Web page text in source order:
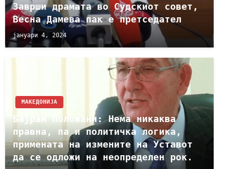
Заврши драмата во Судскиот совет,
Весна Дамева пак е претседател
јануари 4, 2024
МАКЕДОНИЈА
Бајрам Положани: Нема никаква
правна, па и политичка логика,
примената на измените на Уставот
да се одложи на неопределен рок.